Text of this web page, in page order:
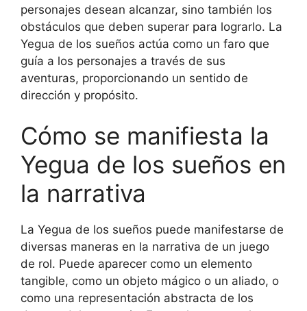
personajes desean alcanzar, sino también los
obstáculos que deben superar para lograrlo. La
Yegua de los sueños actúa como un faro que
guía a los personajes a través de sus
aventuras, proporcionando un sentido de
dirección y propósito.
Cómo se manifiesta la
Yegua de los sueños en
la narrativa
La Yegua de los sueños puede manifestarse de
diversas maneras en la narrativa de un juego
de rol. Puede aparecer como un elemento
tangible, como un objeto mágico o un aliado, o
como una representación abstracta de los